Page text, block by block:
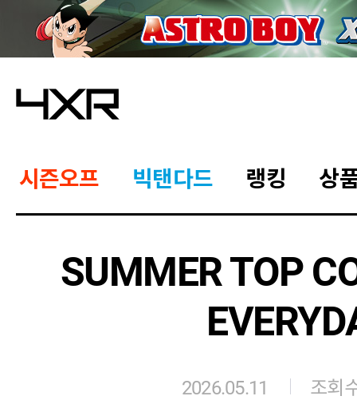
시즌오프 빅탠다드 랭킹 상
SUMMER TOP
2026.05.11 조회